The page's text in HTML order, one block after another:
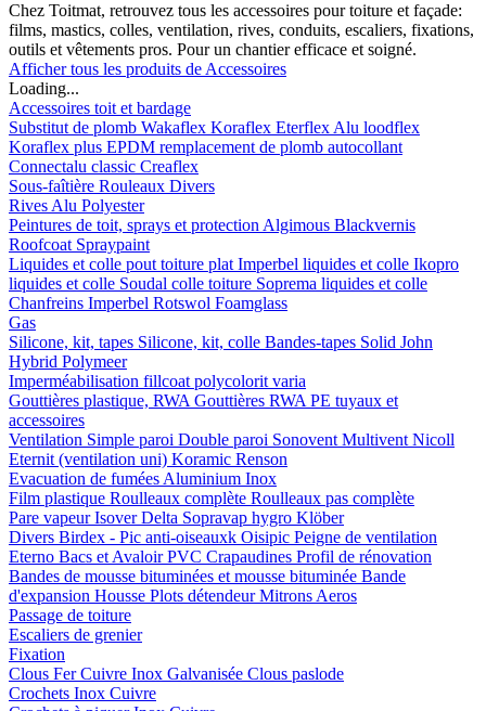
Chez Toitmat, retrouvez tous les accessoires pour toiture et façade:
films, mastics, colles, ventilation, rives, conduits, escaliers, fixations,
outils et vêtements pros. Pour un chantier efficace et soigné.
Afficher tous les produits de Accessoires
Loading...
Accessoires toit et bardage
Substitut de plomb Wakaflex Koraflex Eterflex Alu loodflex
Koraflex plus EPDM remplacement de plomb autocollant
Connectalu classic Creaflex
Sous-faîtière Rouleaux Divers
Rives Alu Polyester
Peintures de toit, sprays et protection Algimous Blackvernis
Roofcoat Spraypaint
Liquides et colle pout toiture plat Imperbel liquides et colle Ikopro
liquides et colle Soudal colle toiture Soprema liquides et colle
Chanfreins Imperbel Rotswol Foamglass
Gas
Silicone, kit, tapes Silicone, kit, colle Bandes-tapes Solid John
Hybrid Polymeer
Imperméabilisation fillcoat polycolorit varia
Gouttières plastique, RWA Gouttières RWA PE tuyaux et
accessoires
Ventilation Simple paroi Double paroi Sonovent Multivent Nicoll
Eternit (ventilation uni) Koramic Renson
Evacuation de fumées Aluminium Inox
Film plastique Roulleaux complète Roulleaux pas complète
Pare vapeurIsoverDelta Sopravap hygro Klöber
Divers Birdex - Pic anti-oiseauxk Oisipic Peigne de ventilation
Eterno Bacs et Avaloir PVC Crapaudines Profil de rénovation
Bandes de mousse bituminées et mousse bituminée Bande
d'expansion Housse Plots détendeurMitrons Aeros
Passage de toiture
Escaliers de grenier
Fixation
Clous FerCuivre Inox Galvanisée Clous paslode
Crochets Inox Cuivre